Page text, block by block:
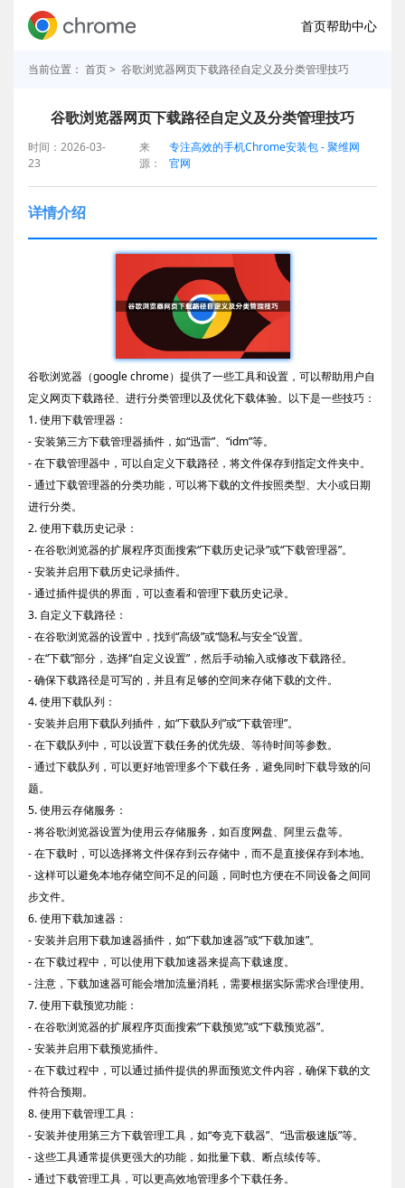
首页帮助中心
当前位置： 首页> 谷歌浏览器网页下载路径自定义及分类管理技巧
谷歌浏览器网页下载路径自定义及分类管理技巧
时间：2026-03-
23
来
源：
专注高效的手机Chrome安装包 - 聚维网
官网
详情介绍
谷歌浏览器（google chrome）提供了一些工具和设置，可以帮助用户自
定义网页下载路径、进行分类管理以及优化下载体验。以下是一些技巧：
1. 使用下载管理器：
- 安装第三方下载管理器插件，如“迅雷”、“idm”等。
- 在下载管理器中，可以自定义下载路径，将文件保存到指定文件夹中。
- 通过下载管理器的分类功能，可以将下载的文件按照类型、大小或日期
进行分类。
2. 使用下载历史记录：
- 在谷歌浏览器的扩展程序页面搜索“下载历史记录”或“下载管理器”。
- 安装并启用下载历史记录插件。
- 通过插件提供的界面，可以查看和管理下载历史记录。
3. 自定义下载路径：
- 在谷歌浏览器的设置中，找到“高级”或“隐私与安全”设置。
- 在“下载”部分，选择“自定义设置”，然后手动输入或修改下载路径。
- 确保下载路径是可写的，并且有足够的空间来存储下载的文件。
4. 使用下载队列：
- 安装并启用下载队列插件，如“下载队列”或“下载管理”。
- 在下载队列中，可以设置下载任务的优先级、等待时间等参数。
- 通过下载队列，可以更好地管理多个下载任务，避免同时下载导致的问
题。
5. 使用云存储服务：
- 将谷歌浏览器设置为使用云存储服务，如百度网盘、阿里云盘等。
- 在下载时，可以选择将文件保存到云存储中，而不是直接保存到本地。
- 这样可以避免本地存储空间不足的问题，同时也方便在不同设备之间同
步文件。
6. 使用下载加速器：
- 安装并启用下载加速器插件，如“下载加速器”或“下载加速”。
- 在下载过程中，可以使用下载加速器来提高下载速度。
- 注意，下载加速器可能会增加流量消耗，需要根据实际需求合理使用。
7. 使用下载预览功能：
- 在谷歌浏览器的扩展程序页面搜索“下载预览”或“下载预览器”。
- 安装并启用下载预览插件。
- 在下载过程中，可以通过插件提供的界面预览文件内容，确保下载的文
件符合预期。
8. 使用下载管理工具：
- 安装并使用第三方下载管理工具，如“夸克下载器”、“迅雷极速版”等。
- 这些工具通常提供更强大的功能，如批量下载、断点续传等。
- 通过下载管理工具，可以更高效地管理多个下载任务。